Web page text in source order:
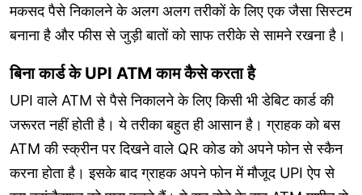
मकसद पैसे निकालने के अलग अलग तरीकों के लिए एक जैसा सिस्टम
बनाना है और फीस से जुड़ी बातों को साफ तरीके से सामने रखना है।
बिना कार्ड के UPI ATM काम कैसे करता है
UPI वाले ATM से पैसे निकालने के लिए किसी भी डेबिट कार्ड की
जरूरत नहीं होती है। ये तरीका बहुत ही आसान है। ग्राहक को बस
ATM की स्क्रीन पर दिखने वाले QR कोड को अपने फोन से स्कैन
करना होता है। इसके बाद ग्राहक अपने फोन में मौजूद UPI ऐप से